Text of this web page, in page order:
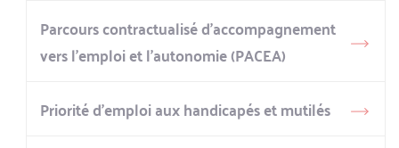
Parcours contractualisé d’accompagnement
vers l’emploi et l’autonomie (PACEA)
Priorité d’emploi aux handicapés et mutilés